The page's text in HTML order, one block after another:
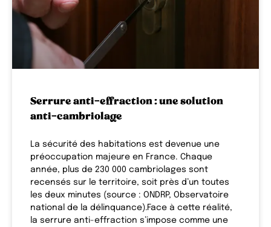
Serrure anti-effraction : une solution
anti-cambriolage
La sécurité des habitations est devenue une
préoccupation majeure en France. Chaque
année, plus de 230 000 cambriolages sont
recensés sur le territoire, soit près d’un toutes
les deux minutes (source : ONDRP, Observatoire
national de la délinquance).Face à cette réalité,
la serrure anti-effraction s’impose comme une